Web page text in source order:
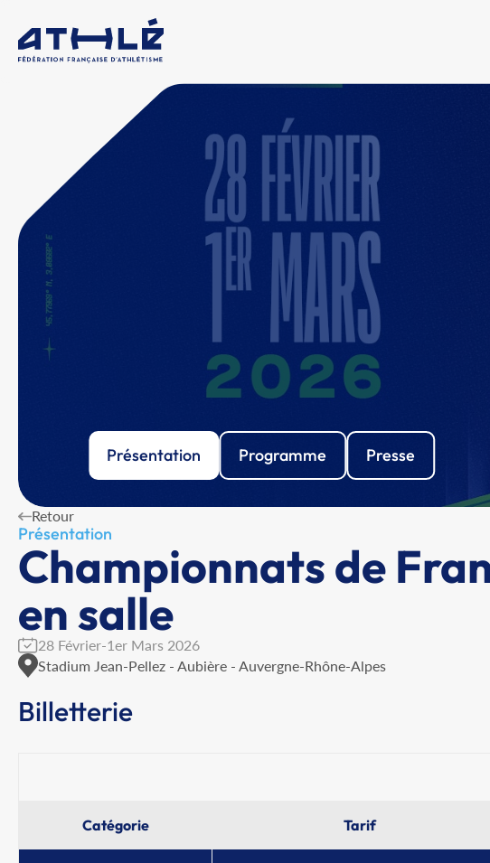
Présentation Programme Presse
Retour
Présentation
Championnats de
en salle
28 Février-1er Mars 2026
Stadium Jean-Pellez - Aubière - Auvergne-Rhône-Alpes
Billetterie
Catégorie Tarif